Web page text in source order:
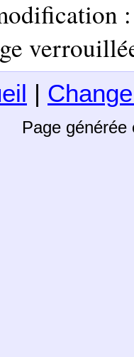
|
Page générée